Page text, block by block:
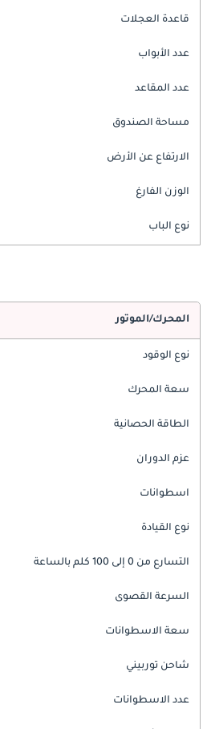
قاعدة العجلات
عدد الأبواب
عدد المقاعد
مساحة الصندوق
الارتفاع عن الأرض
الوزن الفارغ
نوع الباب
المحرك/الموتور
نوع الوقود
سعة المحرك
الطاقة الحصانية
عزم الدوران
اسطوانات
نوع القيادة
التسارع من 0 إلى 100 كلم بالساعة
السرعة القصوى
سعة الاسطوانات
شاحن توربيني
عدد الاسطوانات